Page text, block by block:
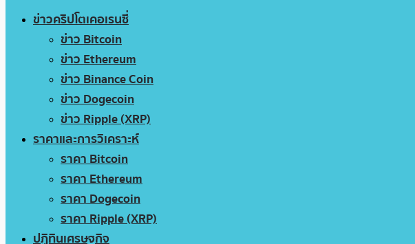
ข่าวคริปโตเคอเรนซี่
ข่าว Bitcoin
ข่าว Ethereum
ข่าว Binance Coin
ข่าว Dogecoin
ข่าว Ripple (XRP)
ราคาและการวิเคราะห์
ราคา Bitcoin
ราคา Ethereum
ราคา Dogecoin
ราคา Ripple (XRP)
ปฏิทินเศรษฐกิจ